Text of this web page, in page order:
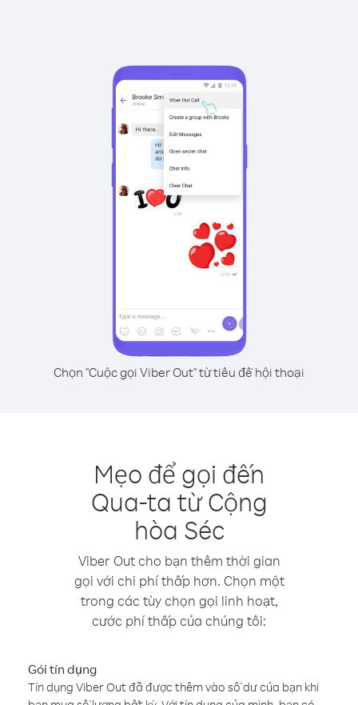
Chọn "Cuộc gọi Viber Out" từ tiêu đề hội thoại
Mẹo để gọi đến
Qua-ta từ Cộng
hòa Séc
Viber Out cho bạn thêm thời gian
gọi với chi phí thấp hơn. Chọn một
trong các tùy chọn gọi linh hoạt,
cước phí thấp của chúng tôi:
Gói tín dụng
Tín dụng Viber Out đã được thêm vào số dư của bạn khi